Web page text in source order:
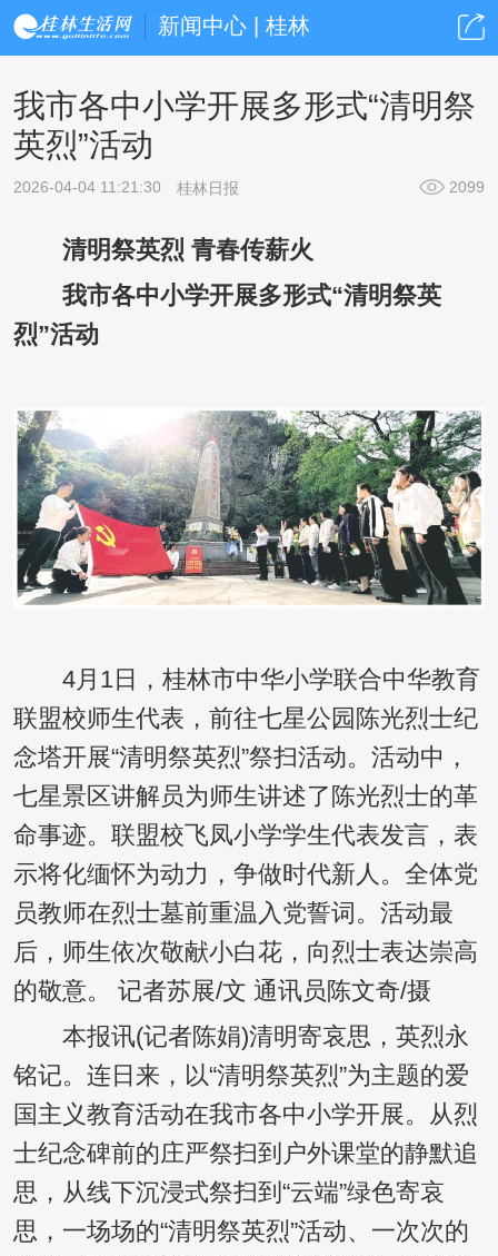
新闻中心 | 桂林
我市各中小学开展多形式“清明祭
英烈”活动
2026-04-04 11:21:30 桂林日报 2099
清明祭英烈 青春传薪火
我市各中小学开展多形式“清明祭英
烈”活动
4月1日，桂林市中华小学联合中华教育
联盟校师生代表，前往七星公园陈光烈士纪
念塔开展“清明祭英烈”祭扫活动。活动中，
七星景区讲解员为师生讲述了陈光烈士的革
命事迹。联盟校飞凤小学学生代表发言，表
示将化缅怀为动力，争做时代新人。全体党
员教师在烈士墓前重温入党誓词。活动最
后，师生依次敬献小白花，向烈士表达崇高
的敬意。 记者苏展/文 通讯员陈文奇/摄
本报讯(记者陈娟)清明寄哀思，英烈永
铭记。连日来，以“清明祭英烈”为主题的爱
国主义教育活动在我市各中小学开展。从烈
士纪念碑前的庄严祭扫到户外课堂的静默追
思，从线下沉浸式祭扫到“云端”绿色寄哀
思，一场场的“清明祭英烈”活动、一次次的